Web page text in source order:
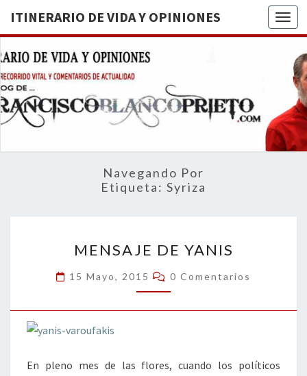
ITINERARIO DE VIDA Y OPINIONES
DE
BREVE
RECORRIDO
VITAL Y
ACTUALIDAD
Navegando Por
Etiqueta: Syriza
DE
YANIS
MENSAJE DE YANIS
15 Mayo, 2015 Comentarios
0 Comentarios
En pleno mes de las flores, cuando los políticos